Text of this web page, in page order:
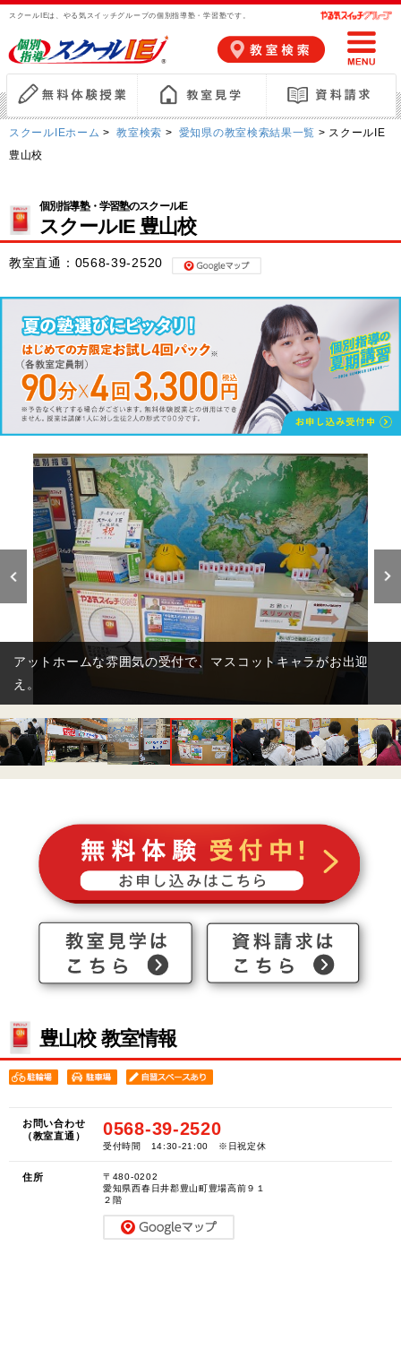
スクールIEは、やる気スイッチグループの個別指導塾・学習塾です。
スクールIEホーム > 教室検索 > 愛知県の教室検索結果一覧 > スクールIE
豊山校
個別指導塾・学習塾のスクールIE
スクールIE 豊山校
教室直通： 0568-39-2520
相性ピッタリの講師による、きめ細かな授業が行われていま
す。
豊山校 教室情報
お問い合わせ
（教室直通）
0568-39-2520
受付時間 14:30-21:00 ※日祝定休
住所
〒480-0202
愛知県西春日井郡豊山町豊場高前９１
２階